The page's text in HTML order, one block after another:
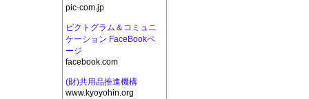
pic-com.jp
ピクトグラム＆コミュニ
ケーション FaceBookペ
ージ
facebook.com
(財)共用品推進機構
www.kyoyohin.org